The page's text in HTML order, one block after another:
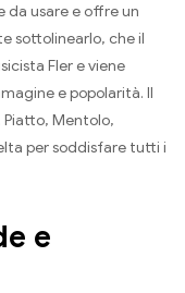
da usare e offre un
sottolinearlo, che il
Fler e viene
e popolarità. Il
Piatto, Mentolo,
per soddisfare tutti i
e